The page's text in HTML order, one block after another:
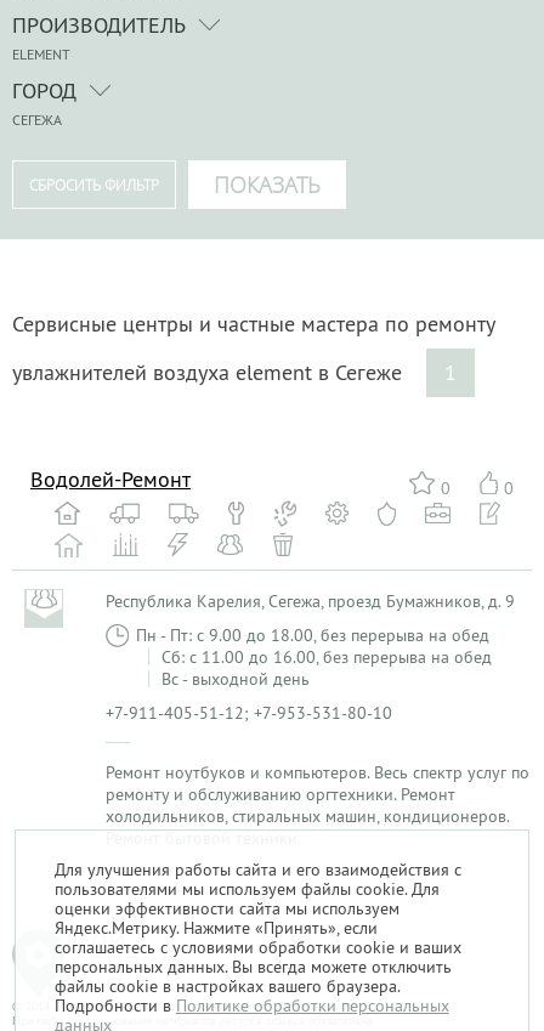
ПРОИЗВОДИТЕЛЬ
ELEMENT
ГОРОД
СЕГЕЖА
Сервисные центры и частные мастера по ремонту
увлажнителей воздуха element в Сегеже
1
0 0
Водолей-Ремонт
Республика Карелия, Сегежа, проезд Бумажников, д. 9
Пн - Пт: с 9.00 до 18.00, без перерыва на обед
Сб: с 11.00 до 16.00, без перерыва на обед
Вс - выходной день
+7-911-405-51-12; +7-953-531-80-10
Ремонт ноутбуков и компьютеров. Весь спектр услуг по
ремонту и обслуживанию оргтехники. Ремонт
холодильников, стиральных машин, кондиционеров.
Ремонт бытовой техники.
1
© 2014-2026. «Мой Сервис-Гид» – проект группы «Текарт».
При любом использовании материалов ресурса ссылка обязательна.
Для улучшения работы сайта и его взаимодействия с
пользователями мы используем файлы cookie. Для
оценки эффективности сайта мы используем
Яндекс.Метрику. Нажмите «Принять», если
соглашаетесь с условиями обработки cookie и ваших
персональных данных. Вы всегда можете отключить
файлы cookie в настройках вашего браузера.
Подробности в Политике обработки персональных
данных